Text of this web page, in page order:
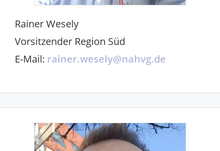
Rainer Wesely
Vorsitzender Region Süd
E-Mail: rainer.wesely@nahvg.de